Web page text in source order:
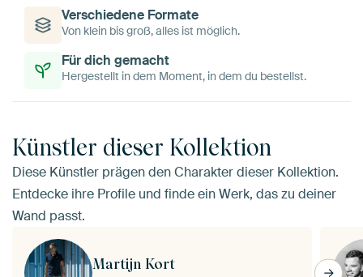
Verschiedene Formate
Von klein bis groß, alles ist möglich.
Für dich gemacht
Hergestellt in dem Moment, in dem du bestellst.
Künstler dieser Kollektion
Diese Künstler prägen den Charakter dieser Kollektion.
Entdecke ihre Profile und finde ein Werk, das zu deiner
Wand passt.
Martijn Kort